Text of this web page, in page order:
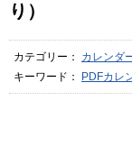
り）
カテゴリー： カレンダ
キーワード：
PDFカレ